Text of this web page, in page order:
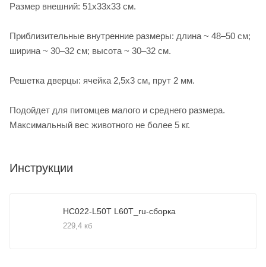
Размер внешний: 51х33х33 см.
Приблизительные внутренние размеры: длина ~ 48–50 см;
ширина ~ 30–32 см; высота ~ 30–32 см.
Решетка дверцы: ячейка 2,5х3 см, прут 2 мм.
Подойдет для питомцев малого и среднего размера.
Максимальный вес животного не более 5 кг.
Инструкции
HC022-L50T L60T_ru-сборка
229,4 кб